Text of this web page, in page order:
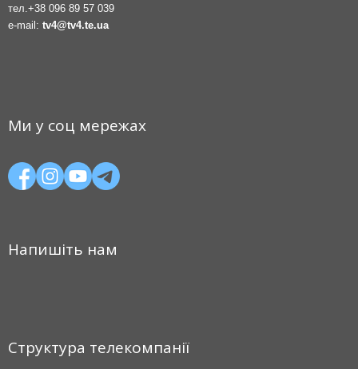
тел. +38 096 89 57 039
e-mail: tv4@tv4.te.ua
Ми у соц мережах
Напишіть нам
Структура телекомпанії